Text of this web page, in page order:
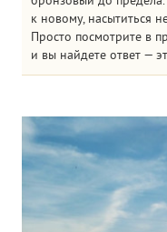
к новому, насытиться
Просто посмотрите в
и вы найдете ответ —